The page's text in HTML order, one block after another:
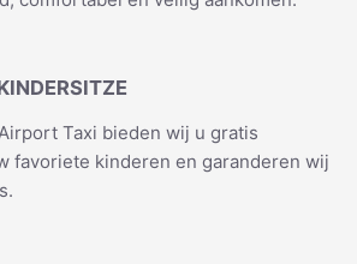
Taxi bieden wij u gratis
favoriete kinderen en garanderen wij